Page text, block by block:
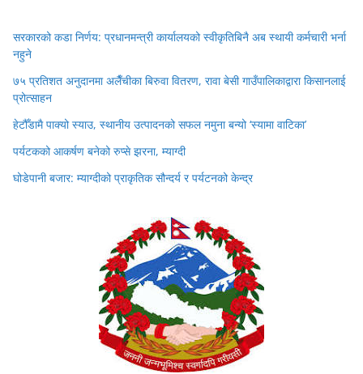
सरकारको कडा निर्णय: प्रधानमन्त्री कार्यालयको स्वीकृतिबिनै अब स्थायी कर्मचारी भर्ना
नहुने
७५ प्रतिशत अनुदानमा अलैँचीका बिरुवा वितरण, रावा बेसी गाउँपालिकाद्वारा किसानलाई
प्रोत्साहन
हेटौँडामै पाक्यो स्याउ, स्थानीय उत्पादनको सफल नमुना बन्यो ‘स्यामा वाटिका’
पर्यटकको आकर्षण बनेको रुप्से झरना, म्याग्दी
घोडेपानी बजार: म्याग्दीको प्राकृतिक सौन्दर्य र पर्यटनको केन्द्र